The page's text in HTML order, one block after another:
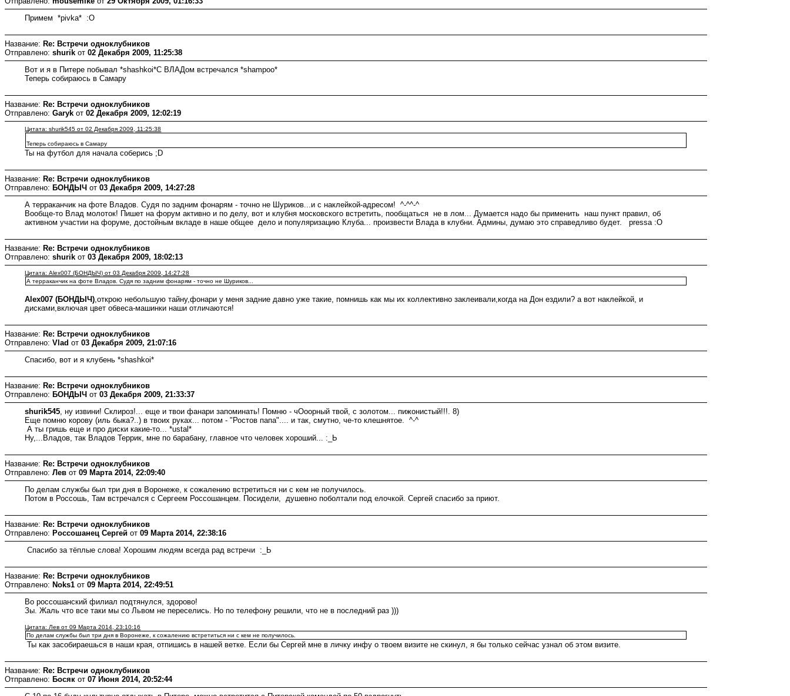
Примем *pivka* :O
Название: Re: Встречи одноклубников
Отправлено: shurik от 02 Декабря 2009, 11:25:38
Вот и я в Питере побывал *shashkoi*С ВЛАДом встречался *shampoo*
Теперь собираюсь в Самару
Название: Re: Встречи одноклубников
Отправлено: Garyk от 02 Декабря 2009, 12:02:19
Цитата: shurik545 от 02 Декабря 2009, 11:25:38
Теперь собираюсь в Самару
Ты на футбол для начала соберись ;D
Название: Re: Встречи одноклубников
Отправлено: БОНДЫЧ от 03 Декабря 2009, 14:27:28
А терраканчик на фоте Владов. Судя по задним фонарям - точно не Шуриков...и с наклейкой-адресом! ^-^^-^
Вообще-то Влад молоток! Пишет на форум активно и по делу, вот и клубня московского встретить, пообщаться не в лом... Думается надо бы применить наш пункт правил, об
активном участии на форуме, достойным вкладе в наше общее дело и популяризацию Клуба... произвести Влада в клубни. Админы, думаю это справедливо будет. pressa :O
Название: Re: Встречи одноклубников
Отправлено: shurik от 03 Декабря 2009, 18:02:13
Цитата: Alex007 (БОНДЫЧ) от 03 Декабря 2009, 14:27:28
А терраканчик на фоте Владов. Судя по задним фонарям - точно не Шуриков...
Alex007 (БОНДЫЧ) ,открою небольшую тайну,фонари у меня задние давно уже такие, помнишь как мы их коллективно заклеивали,когда на Дон ездили? а вот наклейкой, и
дисками,включая цвет обвеса-машинки наши отличаются!
Название: Re: Встречи одноклубников
Отправлено: Vlad от 03 Декабря 2009, 21:07:16
Спасибо, вот и я клубень *shashkoi*
Название: Re: Встречи одноклубников
Отправлено: БОНДЫЧ от 03 Декабря 2009, 21:33:37
shurik545 , ну извини! Склироз!... еще и твои фанари запоминать! Помню - чОоорный твой, с золотом... пижонистый!!!. 8)
Еще помню корову (иль быка?..) в твоих руках... потом - "Ростов папа".... и так, смутно, че-то клешнятое. ^-^
А ты гришь еще и про диски какие-то... *ustal*
Ну,...Владов, так Владов Террик, мне по барабану, главное что человек хороший... :_Ь
Название: Re: Встречи одноклубников
Отправлено: Лев от 09 Марта 2014, 22:09:40
По делам службы был три дня в Воронеже, к сожалению встретиться ни с кем не получилось.
Потом в Россошь, Там встречался с Сергеем Россошанцем. Посидели, душевно поболтали под елочкой. Сергей спасибо за приют.
Название: Re: Встречи одноклубников
Отправлено: Россошанец Сергей от 09 Марта 2014, 22:38:16
Спасибо за тёплые слова! Хорошим людям всегда рад встречи :_Ь
Название: Re: Встречи одноклубников
Отправлено: Noks1 от 09 Марта 2014, 22:49:51
Во россошанский филиал подтянулся, здорово!
Зы. Жаль что все таки мы со Львом не переселись. Но по телефону решили, что не в последний раз )))
Цитата: Лев от 09 Марта 2014, 23:10:16
По делам службы был три дня в Воронеже, к сожалению встретиться ни с кем не получилось.
Ты как засобираешься в наши края, отпишись в нашей ветке. Если бы Сергей мне в личку инфу о твоем визите не скинул, я бы только сейчас узнал об этом визите.
Название: Re: Встречи одноклубников
Отправлено: Босяк от 07 Июня 2014, 20:52:44